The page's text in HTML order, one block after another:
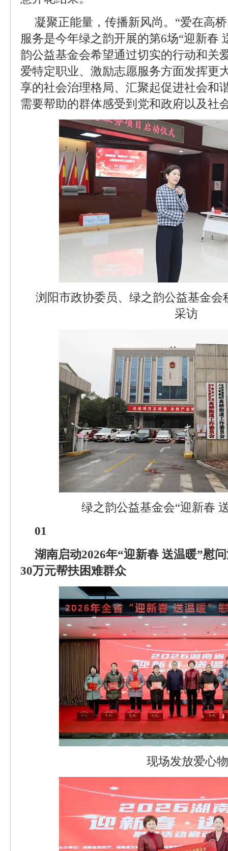
凝聚正能量，传播新风尚。“爱在高
服务是今年绿之韵开展的第6场“迎新春
韵公益基金会希望通过切实的行动和关
爱特定职业、激励志愿服务方面发挥更
享的社会治理格局、汇聚起促进社会和
需要帮助的群体感受到党和政府以及社
浏阳市政协委员、绿之韵公益基金
采访
绿之韵公益基金会“迎新春
01
湖南启动2026年“迎新春 送温暖”慰
30万元帮扶困难群众
现场发放爱心